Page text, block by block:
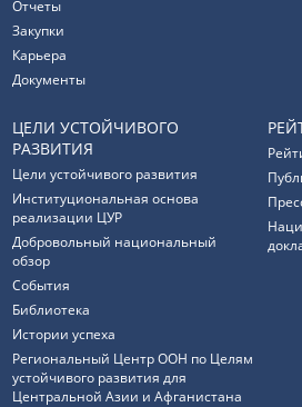
Отчеты
Закупки
Карьера
Документы
ЦЕЛИ УСТОЙЧИВОГО
РАЗВИТИЯ
Цели устойчивого развития
Институциональная основа
реализации ЦУР
Добровольный национальный
обзор
События
Библиотека
Истории успеха
Региональный Центр ООН по Целям
устойчивого развития для
Центральной Азии и Афганистана